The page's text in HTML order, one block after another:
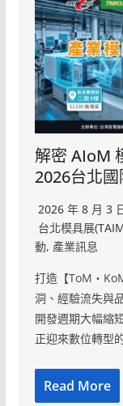
解密 AIoM
2026台北
2026 年 8 月 3
台北模具展
動, 產業訊息
打造【ToM・
洞、經驗流失
開發週期大幅縮
正迎來數位轉型
Read More